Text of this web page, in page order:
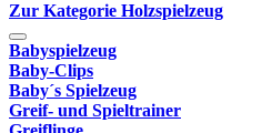
Zur Kategorie Holzspielzeug
Babyspielzeug
Baby-Clips
Baby´s Spielzeug
Greif- und Spieltrainer